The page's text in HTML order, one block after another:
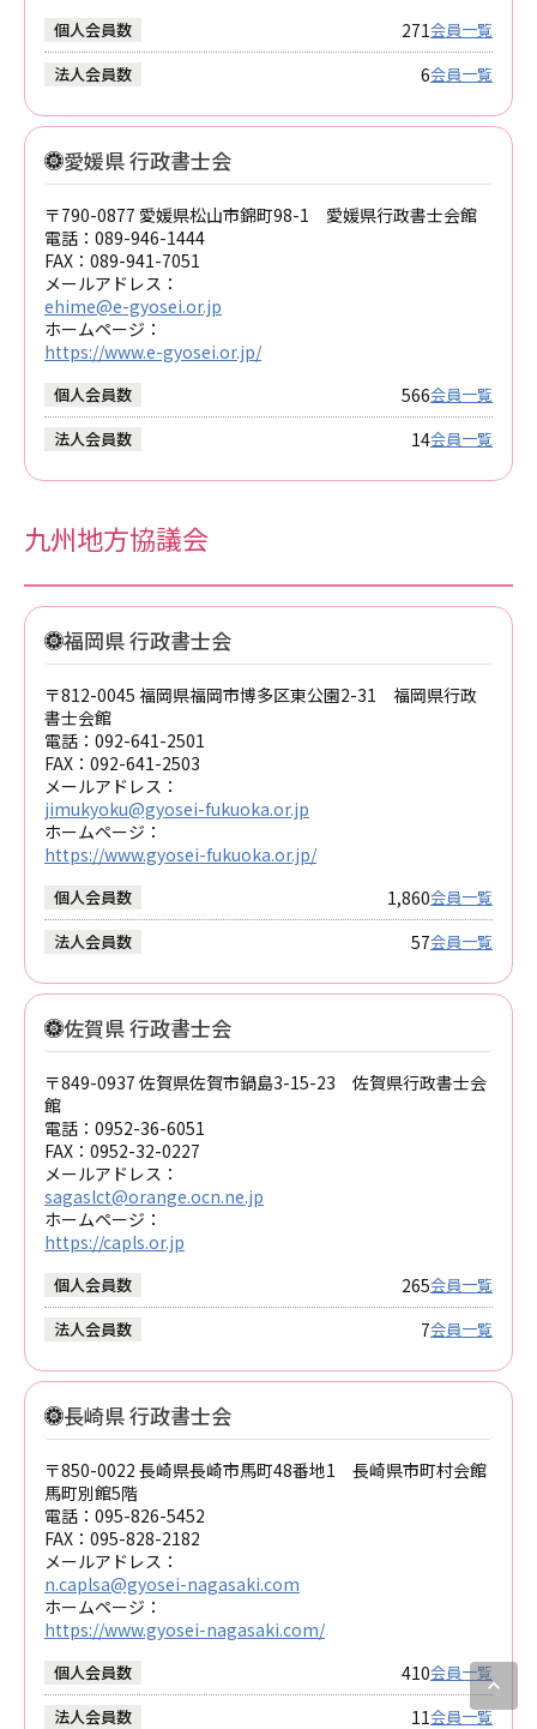
個人会員数 271会員一覧
法人会員数
6会員一覧
愛媛県 行政書士会
〒790-0877 愛媛県松山市錦町98-1 愛媛県行政書士会館
電話： 089-946-1444
FAX： 089-941-7051
メールアドレス：
ehime@e-gyosei.or.jp
ホームページ：
https://www.e-gyosei.or.jp/
個人会員数 566会員一覧
法人会員数
14会員一覧
九州地方協議会
福岡県 行政書士会
〒812-0045 福岡県福岡市博多区東公園2-31 福岡県行政
書士会館
電話： 092-641-2501
FAX： 092-641-2503
メールアドレス：
jimukyoku@gyosei-fukuoka.or.jp
ホームページ：
https://www.gyosei-fukuoka.or.jp/
個人会員数 1,860会員一覧
法人会員数
57会員一覧
佐賀県 行政書士会
〒849-0937 佐賀県佐賀市鍋島3-15-23 佐賀県行政書士会
館
電話： 0952-36-6051
FAX： 0952-32-0227
メールアドレス：
sagaslct@orange.ocn.ne.jp
ホームページ：
https://capls.or.jp
個人会員数 265会員一覧
法人会員数
7会員一覧
長崎県 行政書士会
〒850-0022 長崎県長崎市馬町48番地1 長崎県市町村会館
馬町別館5階
電話： 095-826-5452
FAX： 095-828-2182
メールアドレス：
n.caplsa@gyosei-nagasaki.com
ホームページ：
https://www.gyosei-nagasaki.com/
個人会員数 410会員一覧
法人会員数
11会員一覧
expand_less